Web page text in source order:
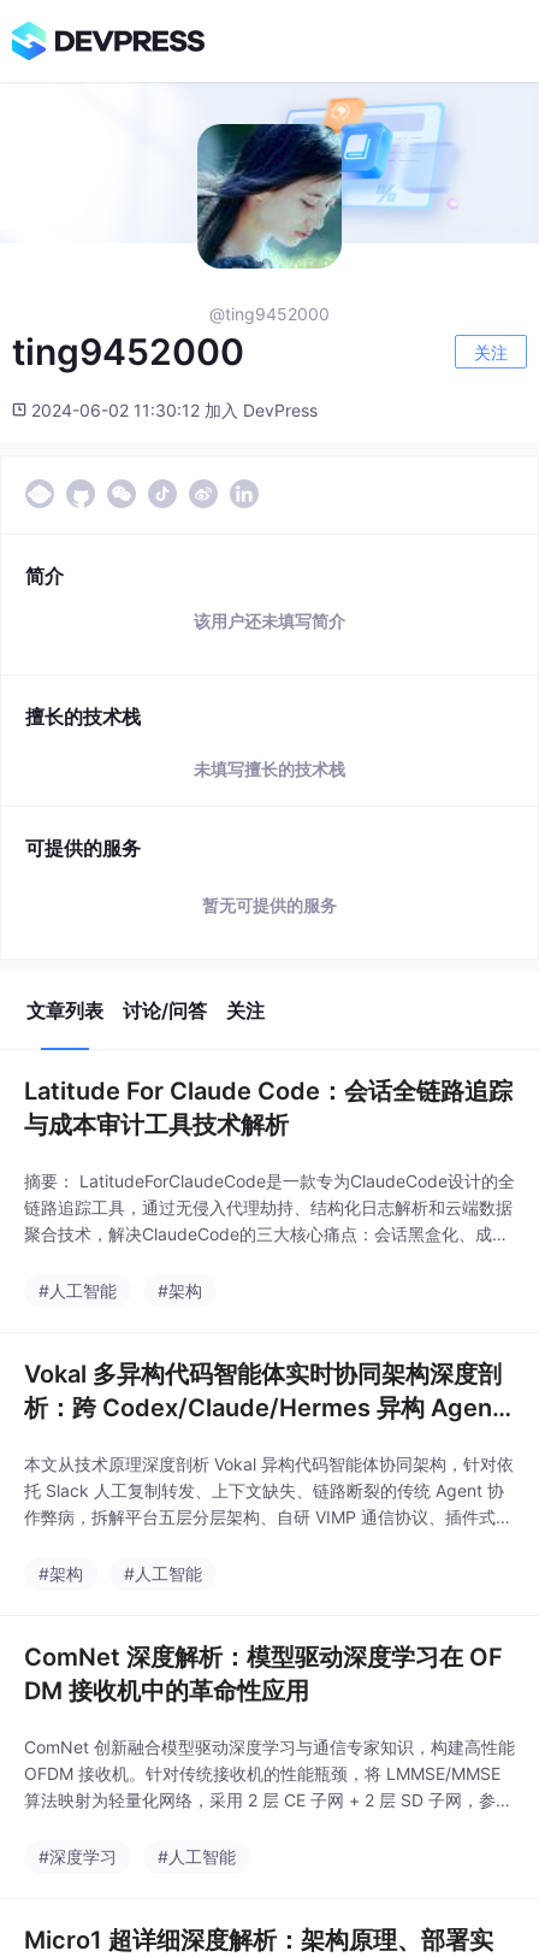
@ting9452000
ting9452000 关注
2024-06-02 11:30:12 加入 DevPress
简介
该用户还未填写简介
擅长的技术栈
未填写擅长的技术栈
可提供的服务
暂无可提供的服务
文章列表 讨论/问答 关注
Latitude For Claude Code：会话全链路追踪
与成本审计工具技术解析
摘要： LatitudeForClaudeCode是一款专为ClaudeCode设计的全
链路追踪工具，通过无侵入代理劫持、结构化日志解析和云端数据
聚合技术，解决ClaudeCode的三大核心痛点：会话黑盒化、成本
用、子智能体交互及逐轮Token消耗，提供多维度成本核算与周度
#人工智能 #架构
Vokal 多异构代码智能体实时协同架构深度剖
析：跨 Codex/Claude/Hermes 异构 Agent
本文从技术原理深度剖析 Vokal 异构代码智能体协同架构，针对依
托 Slack 人工复制转发、上下文缺失、链路断裂的传统 Agent 协
作弊病，拆解平台五层分层架构、自研 VIMP 通信协议、插件式多
x、Claude Code、Hermes 三类异构智能体接入适配方案。通过
#架构 #人工智能
ComNet 深度解析：模型驱动深度学习在 OF
DM 接收机中的革命性应用
ComNet 创新融合模型驱动深度学习与通信专家知识，构建高性能
OFDM 接收机。针对传统接收机的性能瓶颈，将 LMMSE/MMSE
算法映射为轻量化网络，采用 2 层 CE 子网 + 2 层 SD 子网，参数
CP 传输，频谱效率提升 10%–20%，非线性鲁棒性强。该方案凭
#深度学习 #人工智能
Micro1 超详细深度解析：架构原理、部署实